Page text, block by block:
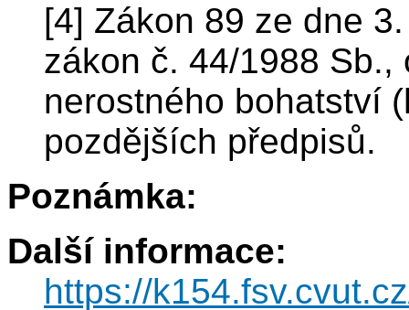
[4] Zákon 89 ze dne
zákon č. 44/1988
nerostného bohatství
pozdějších předpisů.
Poznámka:
Další informace:
https://